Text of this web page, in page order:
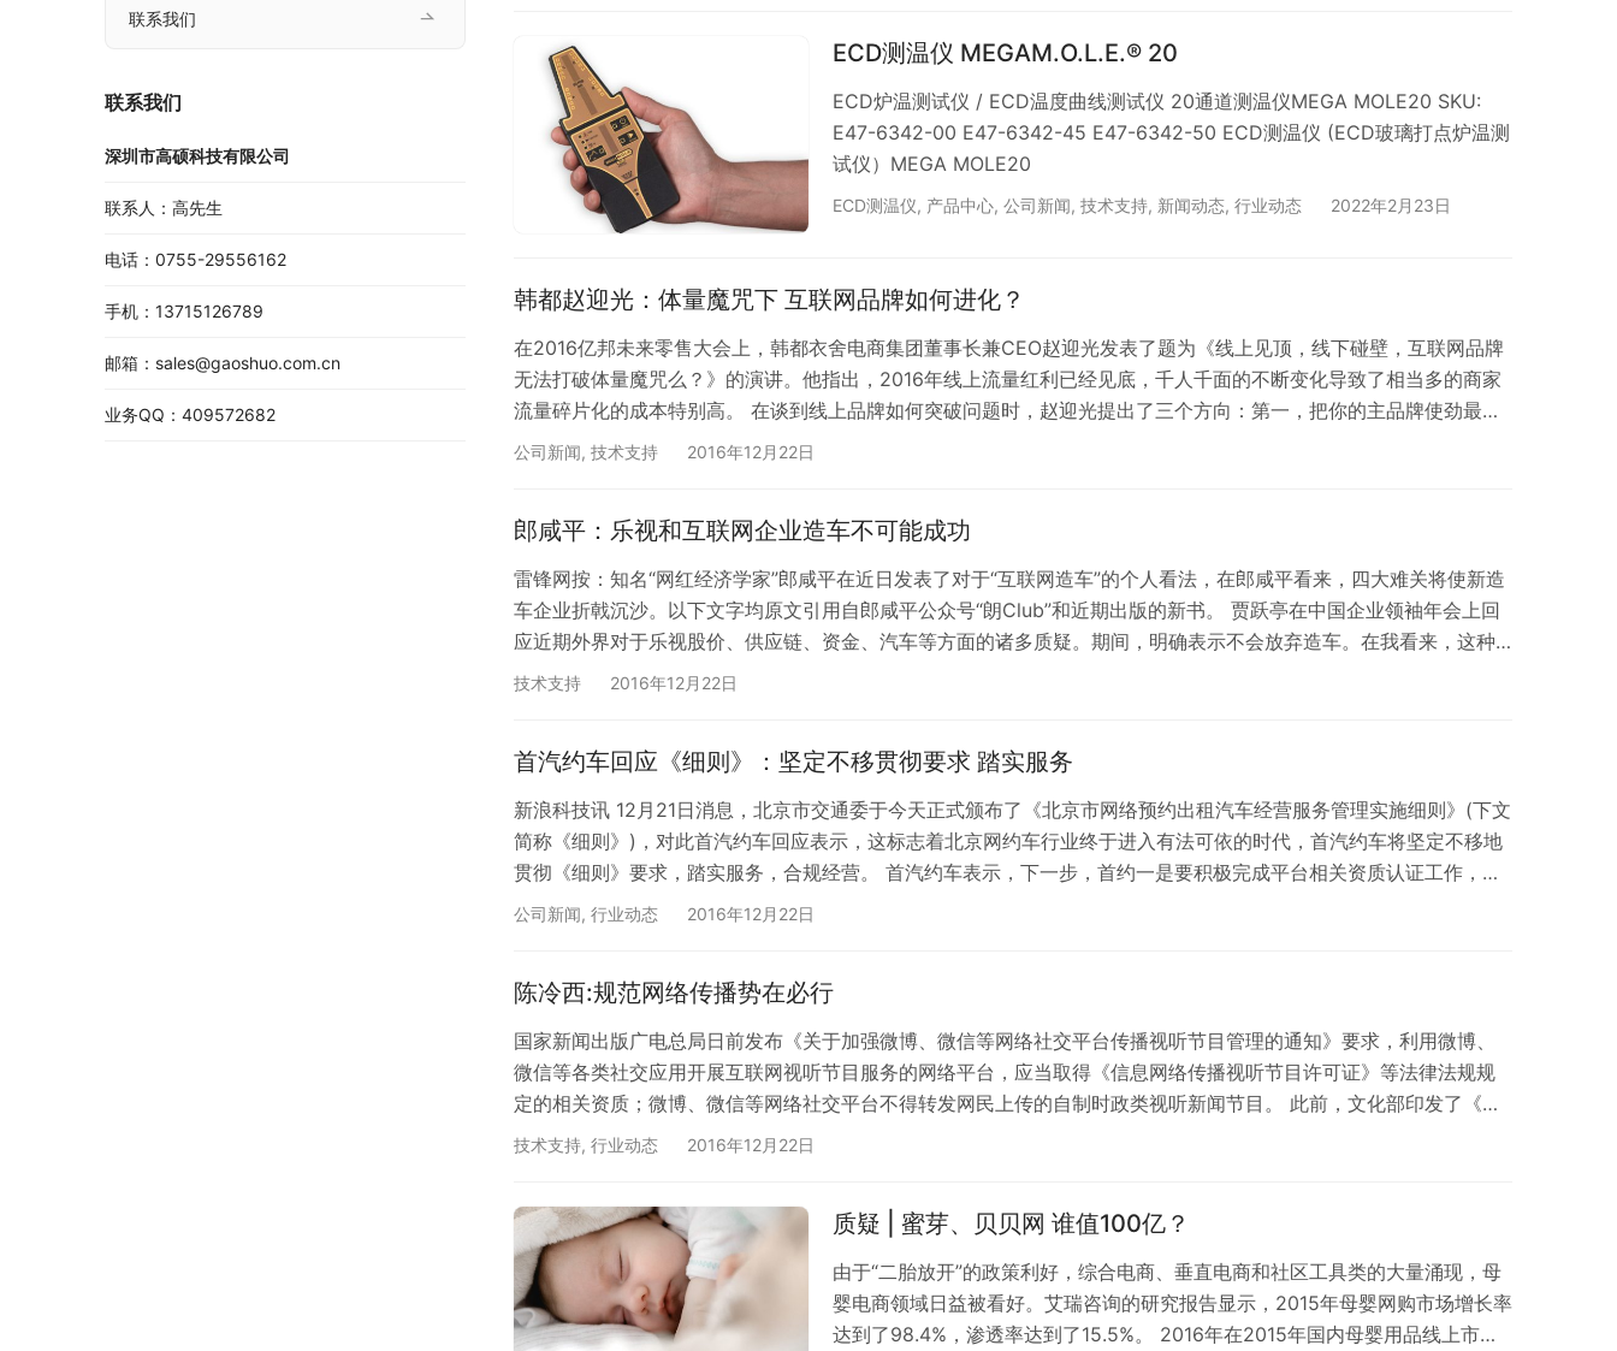
ECD测温仪 MEGAM.O.L.E.® 20
ECD炉温测试仪 / ECD温度曲线测试仪 20通道测温仪MEGA MOLE20 SKU:
E47-6342-00 E47-6342-45 E47-6342-50 ECD测温仪 (ECD玻璃打点炉温测
试仪）MEGA MOLE20
ECD测温仪, 产品中心, 公司新闻, 技术支持, 新闻动态, 行业动态 2022年2月23日
韩都赵迎光：体量魔咒下 互联网品牌如何进化？
在2016亿邦未来零售大会上，韩都衣舍电商集团董事长兼CEO赵迎光发表了题为《线上见顶，线下碰壁，互联网品牌
无法打破体量魔咒么？》的演讲。他指出，2016年线上流量红利已经见底，千人千面的不断变化导致了相当多的商家
流量碎片化的成本特别高。 在谈到线上品牌如何突破问题时，赵迎光提出了三个方向：第一，把你的主品牌使劲最
大，打破行业的天花板；第二，线上与线下相结合，开实体店；第三，做生态运营商。 据悉，2016亿邦未来零售大会
公司新闻, 技术支持 2016年12月22日
郎咸平：乐视和互联网企业造车不可能成功
雷锋网按：知名“网红经济学家”郎咸平在近日发表了对于“互联网造车”的个人看法，在郎咸平看来，四大难关将使新造
车企业折戟沉沙。以下文字均原文引用自郎咸平公众号“朗Club”和近期出版的新书。 贾跃亭在中国企业领袖年会上回
应近期外界对于乐视股价、供应链、资金、汽车等方面的诸多质疑。期间，明确表示不会放弃造车。在我看来，这种
反思“蒙眼狂奔”不过是一场自我感觉良好的宣传。 要知道，乐视在最辉煌的时候，我们把BAT加上乐视变成TABL，可
技术支持 2016年12月22日
首汽约车回应《细则》：坚定不移贯彻要求 踏实服务
新浪科技讯 12月21日消息，北京市交通委于今天正式颁布了《北京市网络预约出租汽车经营服务管理实施细则》(下文
简称《细则》)，对此首汽约车回应表示，这标志着北京网约车行业终于进入有法可依的时代，首汽约车将坚定不移地
贯彻《细则》要求，踏实服务，合规经营。 首汽约车表示，下一步，首约一是要积极完成平台相关资质认证工作，一
如既往地配合行业监管。二是不断优化产品，为用户提供更加便捷、舒适、高效的出行体验。三是做好线下服务，不
公司新闻, 行业动态 2016年12月22日
陈冷西:规范网络传播势在必行
国家新闻出版广电总局日前发布《关于加强微博、微信等网络社交平台传播视听节目管理的通知》要求，利用微博、
微信等各类社交应用开展互联网视听节目服务的网络平台，应当取得《信息网络传播视听节目许可证》等法律法规规
定的相关资质；微博、微信等网络社交平台不得转发网民上传的自制时政类视听新闻节目。 此前，文化部印发了《网
络表演经营活动管理办法》，直接对准网络直播平台，规定直播平台须有许可证，主播要实名。两部门相继出台规
技术支持, 行业动态 2016年12月22日
质疑 | 蜜芽、贝贝网 谁值100亿？
由于“二胎放开”的政策利好，综合电商、垂直电商和社区工具类的大量涌现，母
婴电商领域日益被看好。艾瑞咨询的研究报告显示，2015年母婴网购市场增长率
达到了98.4%，渗透率达到了15.5%。 2016年在2015年国内母婴用品线上市场
联系我们
联系我们
深圳市高硕科技有限公司
联系人：高先生
电话：0755-29556162
手机：13715126789
邮箱：sales@gaoshuo.com.cn
业务QQ：409572682